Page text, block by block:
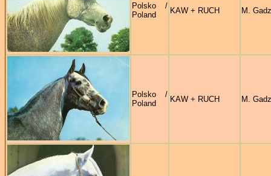
Polsko /
Poland
KAW + RUCH M.
Polsko /
Poland
KAW + RUCH M.